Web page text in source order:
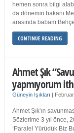
hemen sonra bilgi
da dönemin bakanı
arasında babam
CONTINUE READING
Ahmet Şık
yapmıyorum
Güneyin Işıkları |
Ahmet Şık’ın
Sözlerime 3 yıl önce,
‘Paralel Yürüdük Biz